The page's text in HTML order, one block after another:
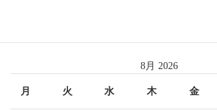
8月 2026
月 火 水 木 金